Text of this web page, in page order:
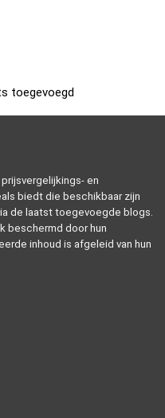
toegevoegd
en
biedt die beschikbaar zijn
de laatst toegevoegde blogs.
beschermd door hun
inhoud is afgeleid van hun